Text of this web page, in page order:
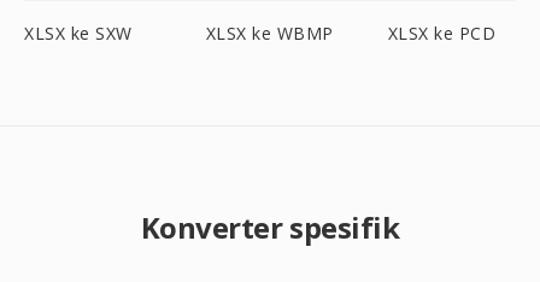
XLSX ke SXW XLSX ke WBMP XLSX ke PCD
Konverter spesifik